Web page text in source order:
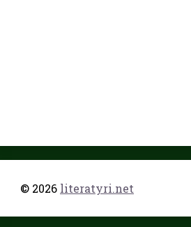
© 2026 literatyri.net